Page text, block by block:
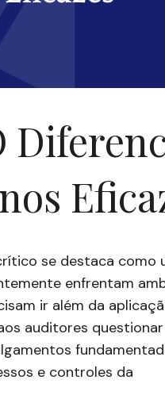
se destaca como
enfrentam
ir além da
auditores questionar
e controles da